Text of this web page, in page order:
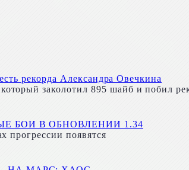
рекорда Александра Овечкина
заколотил 895 шайб и побил
БОИ В ОБНОВЛЕНИИ 1.34
прогрессии появятся